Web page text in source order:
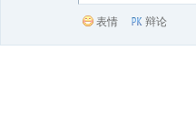
表情 辩论